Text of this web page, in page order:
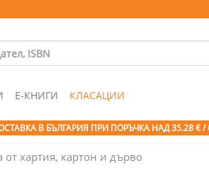
Е-КНИГИ КЛАСАЦИИ
В БЪЛГАРИЯ ПРИ ПОРЪЧКА НАД 35.28 € /
хартия, картон и дърво